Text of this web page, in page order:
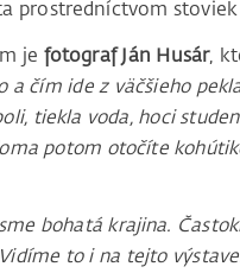
prostredníctvom
je fotograf Ján Husár,
a čím ide z väčšieho
tiekla voda, hoci
potom otočíte
bohatá krajina.
to i na tejto